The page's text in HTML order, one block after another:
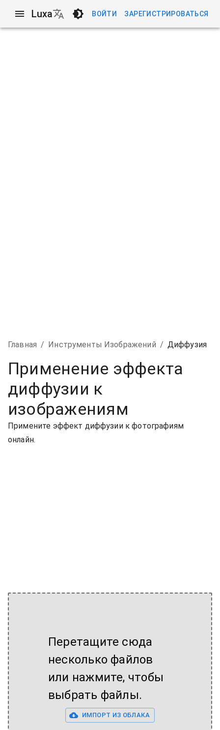
Luxa ВОЙТИ ЗАРЕГИСТРИРОВАТЬСЯ
Главная / Инструменты Изображений / Диффузия
Применение эффекта
диффузии к
изображениям
Примените эффект диффузии к фотографиям
онлайн.
Перетащите сюда
несколько файлов
или нажмите, чтобы
выбрать файлы.
ИМПОРТ ИЗ ОБЛАКА